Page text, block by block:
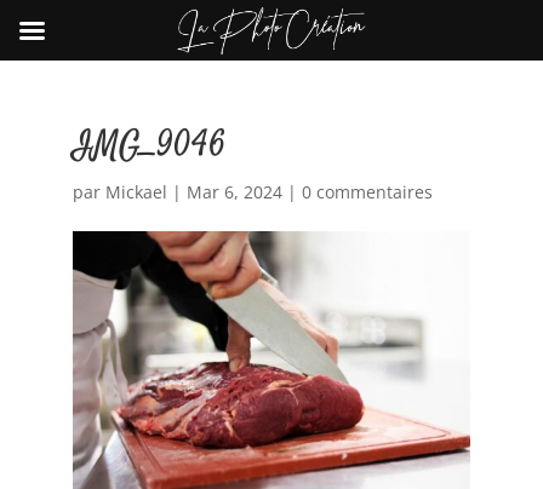
IMG_9046
par Mickael | Mar 6, 2024| 0 commentaires